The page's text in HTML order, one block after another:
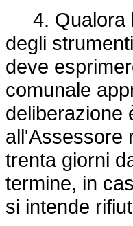
4. Qualora
degli
deve
comunale
deliberazione
all'Assessore
trenta giorni
termine, in
si intende